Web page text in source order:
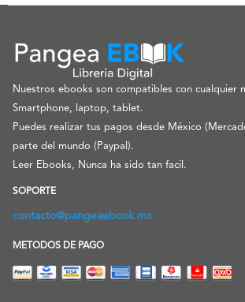
Nuestros ebooks son compatibles con cualquier
Smartphone, laptop, tablet.
Puedes realizar tus pagos desde México
parte del mundo (Paypal).
Leer Ebooks, Nunca ha sido tan facil.
SOPORTE
contacto@pangeaebook.mx
METODOS DE PAGO